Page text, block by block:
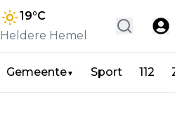
19°C
Heldere Hemel
Gemeente▼ Sport 112